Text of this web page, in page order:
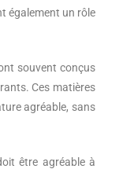
également un rôle
souvent conçus
Ces matières
agréable, sans
être agréable à